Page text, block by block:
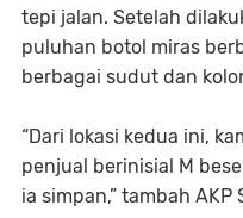
tepi jalan. Setelah
puluhan botol miras
berbagai sudut dan
“Dari lokasi kedua ini,
penjual berinisial M
ia simpan,” tambah AKP